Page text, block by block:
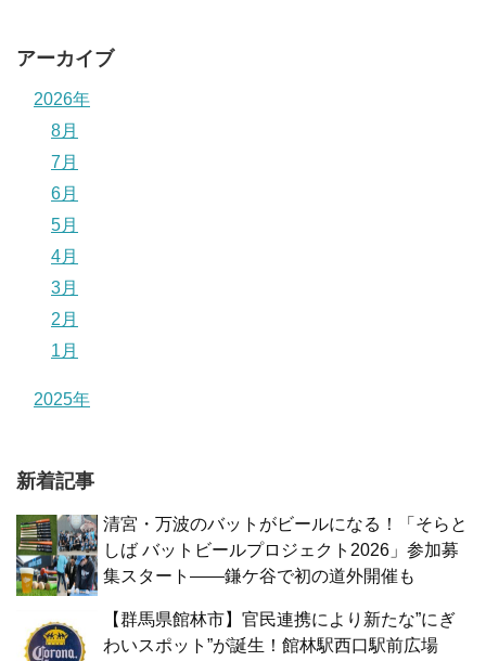
アーカイブ
2026年
8月
7月
6月
5月
4月
3月
2月
1月
2025年
新着記事
清宮・万波のバットがビールになる！「そらと
しば バットビールプロジェクト2026」参加募
集スタート——鎌ケ谷で初の道外開催も
【群馬県館林市】官民連携により新たな”にぎ
わいスポット”が誕生！館林駅西口駅前広場